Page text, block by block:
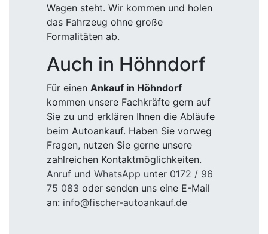
Wagen steht. Wir kommen und holen
das Fahrzeug ohne große
Formalitäten ab.
Auch in Höhndorf
Für einen Ankauf in Höhndorf
kommen unsere Fachkräfte gern auf
Sie zu und erklären Ihnen die Abläufe
beim Autoankauf. Haben Sie vorweg
Fragen, nutzen Sie gerne unsere
zahlreichen Kontaktmöglichkeiten.
Anruf und WhatsApp unter 0172 / 96
75 083 oder senden uns eine E-Mail
an: info@fischer-autoankauf.de